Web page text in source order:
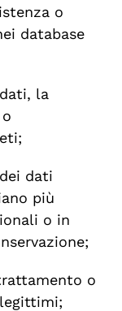
o
database
la
dati
più
o in
o